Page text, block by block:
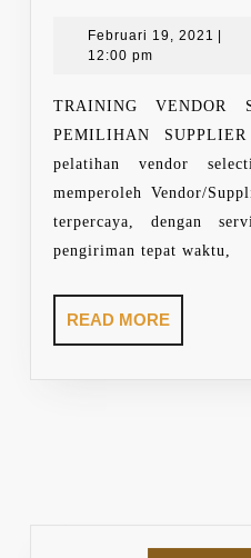
Februari 19, 2021
12:00 pm
TRAINING VENDOR
PEMILIHAN
pelatihan vendor
memperoleh Vendor/
terpercaya, dengan
pengiriman tepat waktu,
READ MOREREAD
MORE